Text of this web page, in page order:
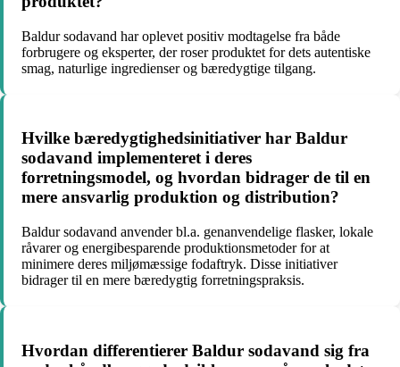
Baldur sodavand har oplevet positiv modtagelse fra både
forbrugere og eksperter, der roser produktet for dets autentiske
smag, naturlige ingredienser og bæredygtige tilgang.
Hvilke bæredygtighedsinitiativer har Baldur
sodavand implementeret i deres
forretningsmodel, og hvordan bidrager de til en
mere ansvarlig produktion og distribution?
Baldur sodavand anvender bl.a. genanvendelige flasker, lokale
råvarer og energibesparende produktionsmetoder for at
minimere deres miljømæssige fodaftryk. Disse initiativer
bidrager til en mere bæredygtig forretningspraksis.
Hvordan differentierer Baldur sodavand sig fra